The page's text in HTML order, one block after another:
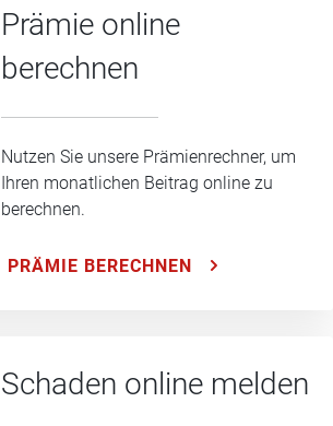
Prämie online
berechnen
Nutzen Sie unsere Prämienrechner, um
Ihren monatlichen Beitrag online zu
berechnen.
PRÄMIE BERECHNEN
Schaden online melden